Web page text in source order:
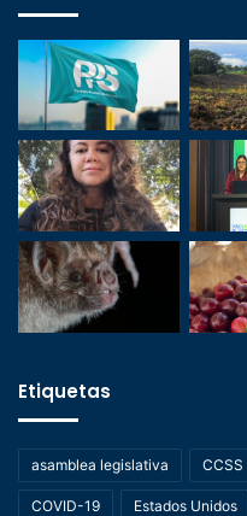
Etiquetas
asamblea legislativa CCSS
COVID-19 Estados Unidos